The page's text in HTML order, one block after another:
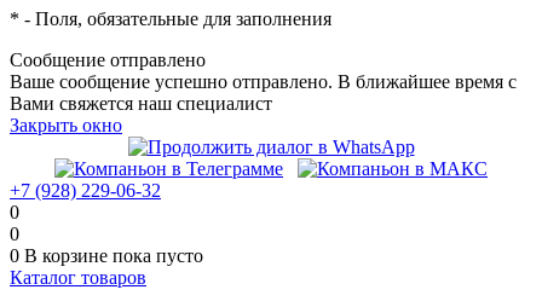
* - Поля, обязательные для заполнения
Сообщение отправлено
Ваше сообщение успешно отправлено. В ближайшее время с
Вами свяжется наш специалист
Закрыть окно
+7 (928) 229-06-32
0
0
0 В корзине пока пусто
Каталог товаров